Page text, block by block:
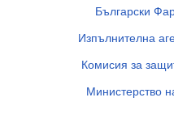
Български
Изпълнителна
Комисия за
Министерство